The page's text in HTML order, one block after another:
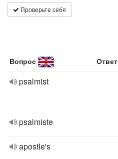
Проверьте себя
Вопрос Ответ
psalmist
psalmiste
apostle's